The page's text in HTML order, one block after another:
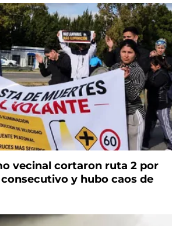
vecinal cortaron ruta 2 por
y hubo caos de